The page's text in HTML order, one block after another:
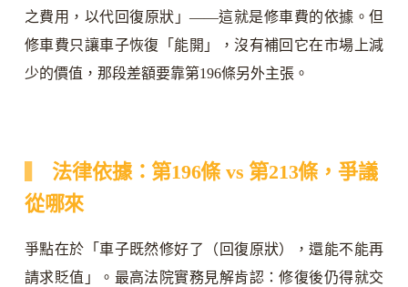
之費用，以代回復原狀」——這就是修車費的依據。但
修車費只讓車子恢復「能開」，沒有補回它在市場上減
少的價值，那段差額要靠第196條另外主張。
法律依據：第196條 vs 第213條，爭議
從哪來
爭點在於「車子既然修好了（回復原狀），還能不能再
請求貶值」。最高法院實務見解肯認：修復後仍得就交